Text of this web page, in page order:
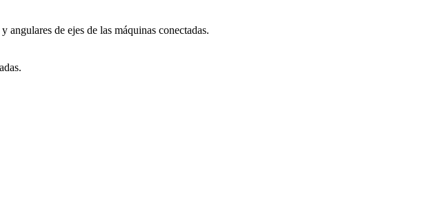
angulares de ejes de las máquinas conectadas.